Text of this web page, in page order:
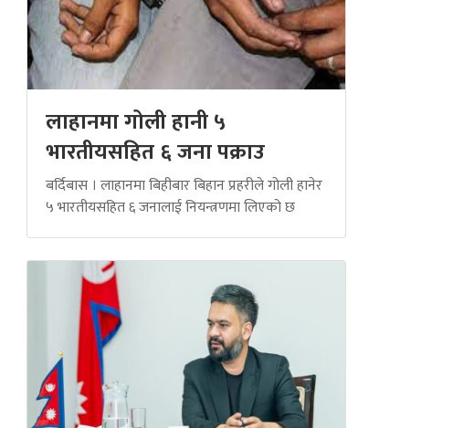
लाहानमा गोली हानी ५
भारतीयसहित ६ जना पक्राउ
बर्दिबास । लाहानमा बिहीबार बिहान प्रहरीले गोली हानेर
५ भारतीयसहित ६ जनालाई नियन्त्रणमा लिएको छ